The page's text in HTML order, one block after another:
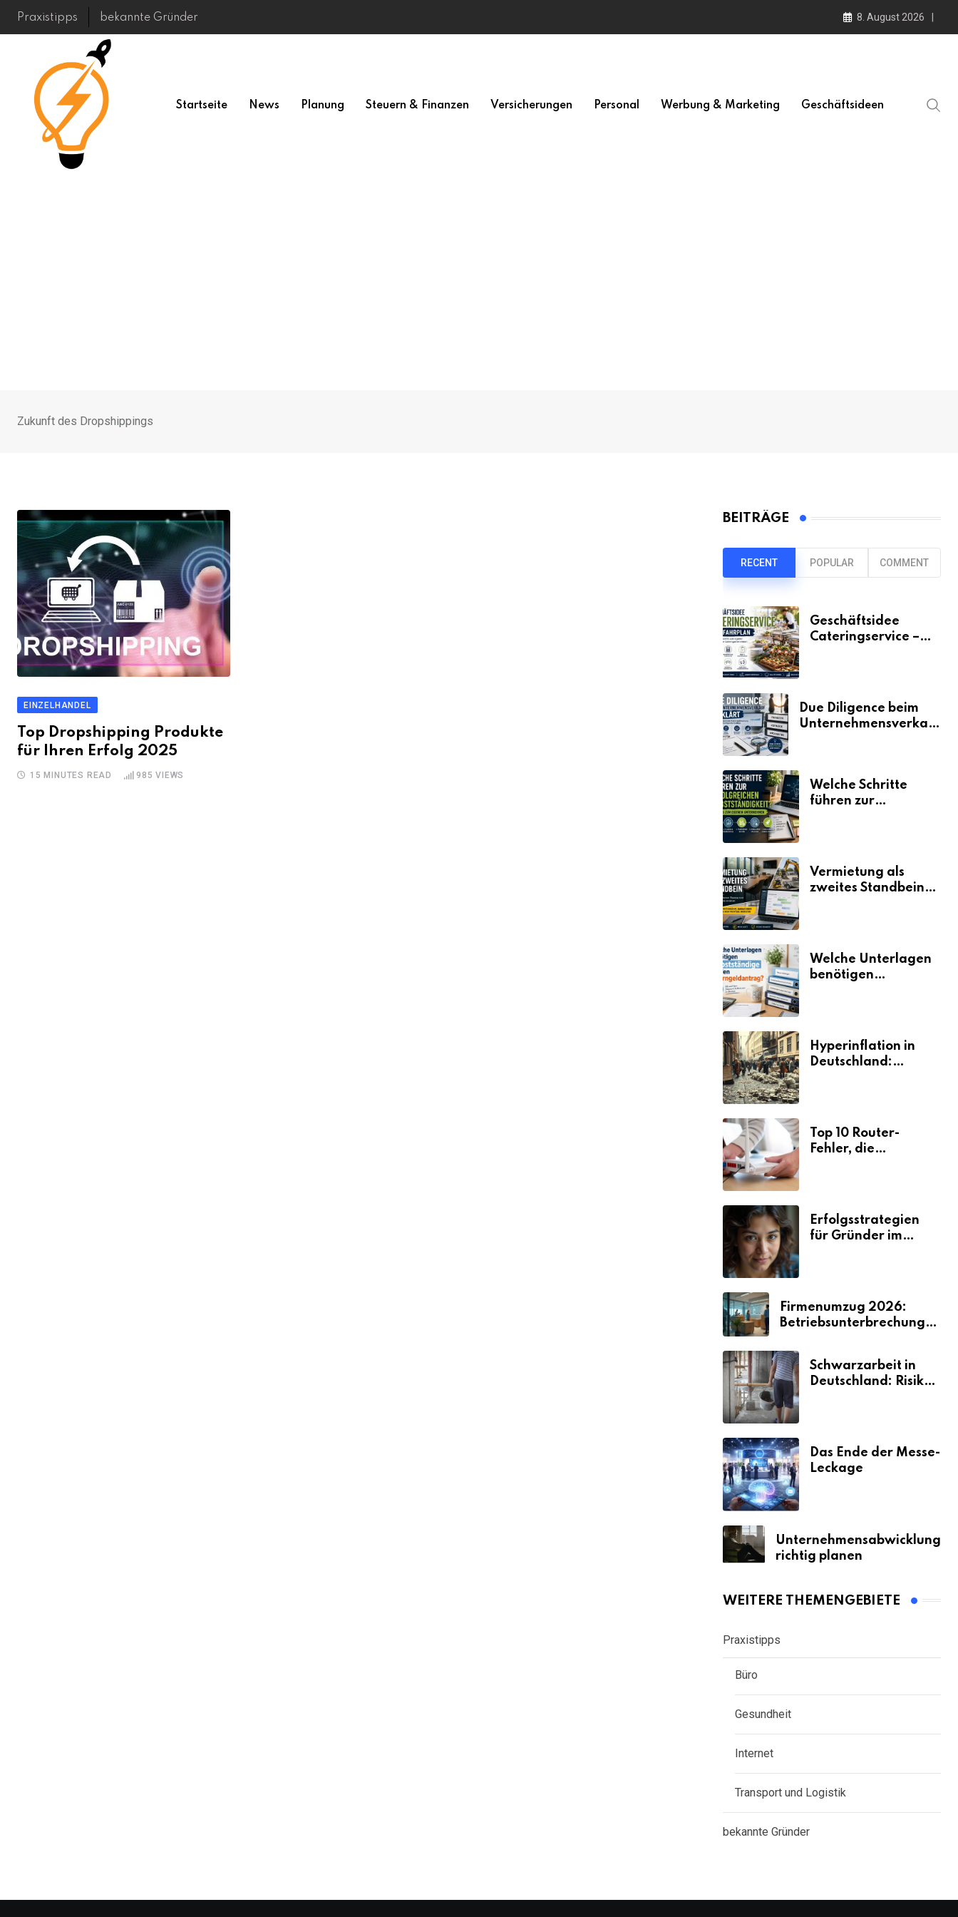
Skip
Praxistipps bekannte Gründer 8. August 2026
Startseite News Planung Steuern & Finanzen Versicherungen Personal Werbung & Marketing Geschäftsideen
Zukunft des Dropshippings
EINZELHANDEL
Top Dropshipping Produkte
für Ihren Erfolg 2025
15 MINUTES READ 985 VIEWS
BEITRÄGE
RECENT POPULAR COMMENT
Geschäftsidee
Cateringservice –
Due Diligence beim
Unternehmensverkauf
Welche Schritte
führen zur
Vermietung als
zweites Standbein:
Umsätze machen
Welche Unterlagen
benötigen
Hyperinflation in
Deutschland:
Top 10 Router-
Fehler, die
Erfolgsstrategien
für Gründer im
Firmenumzug 2026:
Betriebsunterbrechungen
Schwarzarbeit in
Deutschland: Risiken
Das Ende der Messe-
Leckage
Unternehmensabwicklung
richtig planen
WEITERE THEMENGEBIETE
Praxistipps
Büro
Gesundheit
Internet
Transport und Logistik
bekannte Gründer